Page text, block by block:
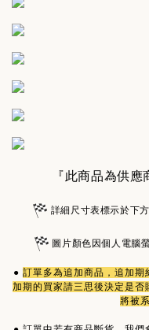
『此商品為供應
詳細尺寸表標示於下
圖片顏色因個人電腦
● 訂單多為追加商品 ，追加
加期的買家請三思後決定是
將被